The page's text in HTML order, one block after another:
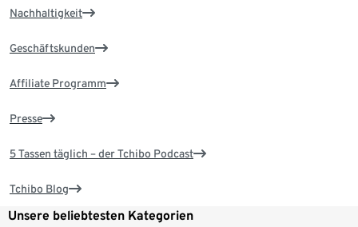
Nachhaltigkeit
Geschäftskunden
Affiliate Programm
Presse
5 Tassen täglich – der Tchibo Podcast
Tchibo Blog
Unsere beliebtesten Kategorien